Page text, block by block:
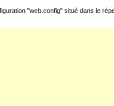
"web.config" situé dans le